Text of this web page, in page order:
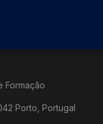
Formação
Porto, Portugal